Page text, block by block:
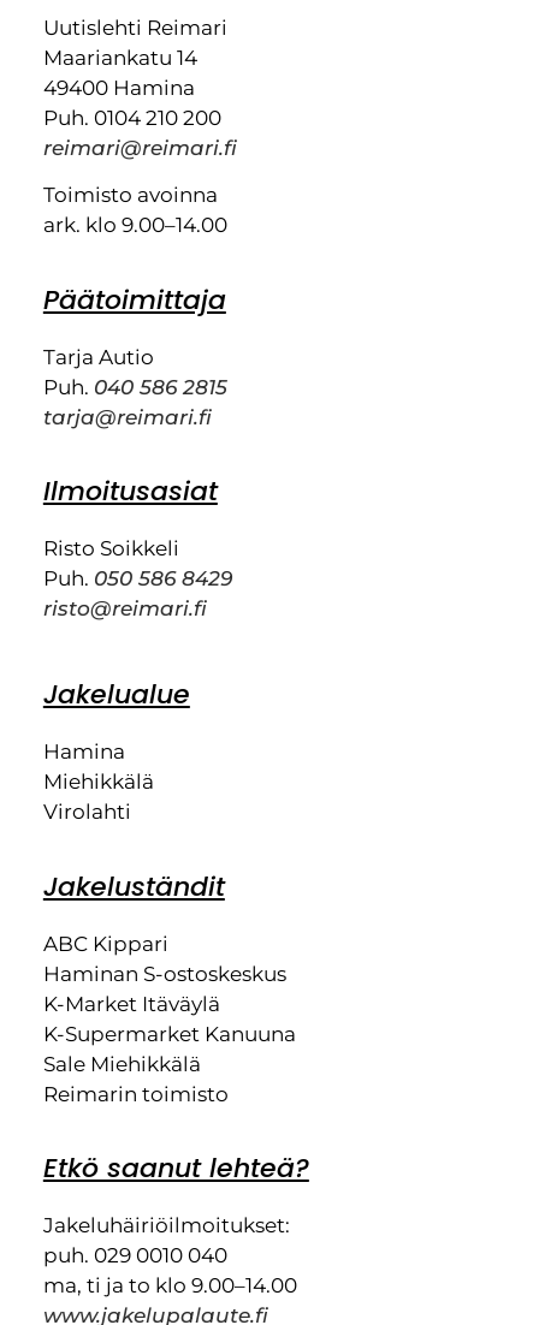
Uutislehti Reimari
Maariankatu 14
49400 Hamina
Puh. 0104 210 200
reimari@reimari.fi
Toimisto avoinna
ark. klo 9.00–14.00
Päätoimittaja
Tarja Autio
Puh. 040 586 2815
tarja@reimari.fi
Ilmoitusasiat
Risto Soikkeli
Puh. 050 586 8429
risto@reimari.fi
Jakelualue
Hamina
Miehikkälä
Virolahti
Jakeluständit
ABC Kippari
Haminan S-ostoskeskus
K-Market Itäväylä
K-Supermarket Kanuuna
Sale Miehikkälä
Reimarin toimisto
Etkö saanut lehteä?
Jakeluhäiriöilmoitukset:
puh. 029 0010 040
ma, ti ja to klo 9.00–14.00
www.jakelupalaute.fi